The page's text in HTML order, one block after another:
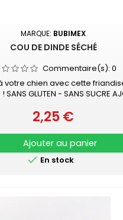
MARQUE: BUBIMEX
COU DE DINDE SÉCHÉ
Commentaire(s): 0
votre chien avec cette
GLUTEN - SANS SUCRE
Prix
2,25 €
Ajouter au panier
 En stock